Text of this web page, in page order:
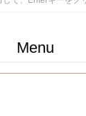
Menu